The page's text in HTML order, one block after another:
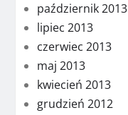
październik 2013
lipiec 2013
czerwiec 2013
maj 2013
kwiecień 2013
grudzień 2012